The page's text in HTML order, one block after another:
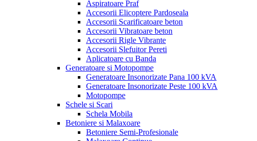
Aspiratoare Praf
Accesorii Elicoptere Pardoseala
Accesorii Scarificatoare beton
Accesorii Vibratoare beton
Accesorii Rigle Vibrante
Accesorii Slefuitor Pereti
Aplicatoare cu Banda
Generatoare si Motopompe
Generatoare Insonorizate Pana 100 kVA
Generatoare Insonorizate Peste 100 kVA
Motopompe
Schele si Scari
Schela Mobila
Betoniere si Malaxoare
Betoniere Semi-Profesionale